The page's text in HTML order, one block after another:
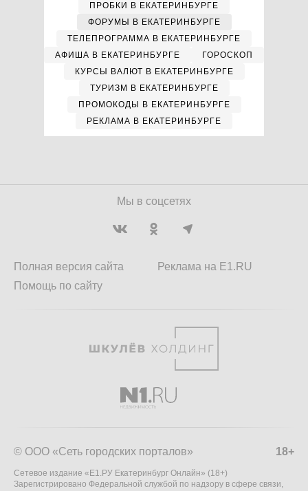
ПРОБКИ В ЕКАТЕРИНБУРГЕ
ФОРУМЫ В ЕКАТЕРИНБУРГЕ
ТЕЛЕПРОГРАММА В ЕКАТЕРИНБУРГЕ
АФИША В ЕКАТЕРИНБУРГЕ
ГОРОСКОП
КУРСЫ ВАЛЮТ В ЕКАТЕРИНБУРГЕ
ТУРИЗМ В ЕКАТЕРИНБУРГЕ
ПРОМОКОДЫ В ЕКАТЕРИНБУРГЕ
РЕКЛАМА В ЕКАТЕРИНБУРГЕ
Мы в соцсетях
Полная версия сайта
Помощь по сайту
Реклама на E1.RU
18+
© ООО «Сеть городских порталов»
Сетевое издание «Е1.РУ Екатеринбург Онлайн» (18+)
Зарегистрировано Федеральной службой по надзору в сфере связи,